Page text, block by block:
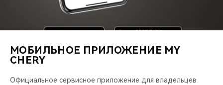
МОБИЛЬНОЕ ПРИЛОЖЕНИЕ MY
CHERY
Официальное сервисное приложение для владельцев